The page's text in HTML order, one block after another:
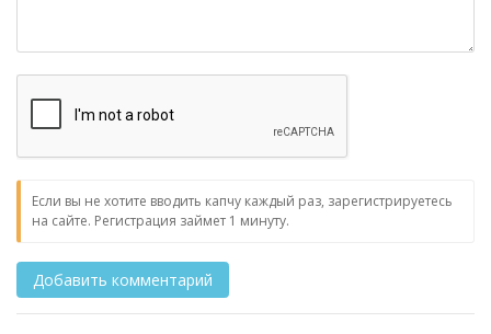
Если вы не хотите вводить капчу каждый раз, зарегистрируетесь
на сайте. Регистрация займет 1 минуту.